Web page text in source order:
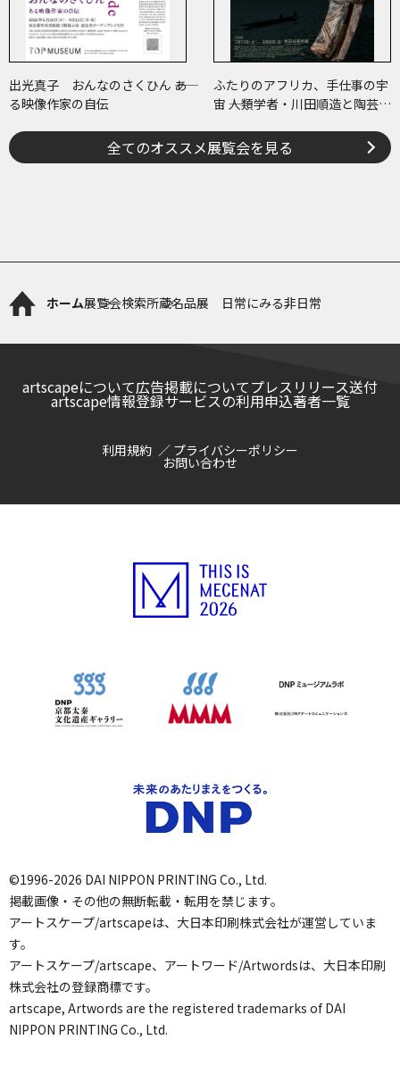
出光真子 おんなのさくひん ――あ
る映像作家の自伝
ふたりのアフリカ、手仕事の宇
宙 ――人類学者・川田順造と陶芸作
全てのオススメ展覧会を見る
ホーム展覧会検索所蔵名品展 日常にみる非日常
artscapeについて広告掲載についてプレスリリース送付
artscape情報登録サービスの利用申込著者一覧
利用規約 プライバシーポリシー
お問い合わせ
©1996-2026 DAI NIPPON PRINTING Co., Ltd.
掲載画像・その他の無断転載・転用を禁じます。
アートスケープ/artscapeは、大日本印刷株式会社が運営していま
す。
アートスケープ/artscape、アートワード/Artwordsは、大日本印刷
株式会社の登録商標です。
artscape, Artwords are the registered trademarks of DAI
NIPPON PRINTING Co., Ltd.